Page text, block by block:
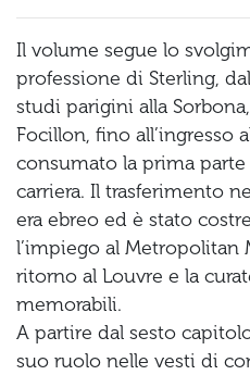
Il volume segue lo
professione di Sterling,
studi parigini alla
Focillon, fino all’ingresso
consumato la prima
carriera. Il trasferimento
era ebreo ed è stato
l’impiego al Metropolitan
ritorno al Louvre e la
memorabili.
A partire dal sesto
suo ruolo nelle vesti di